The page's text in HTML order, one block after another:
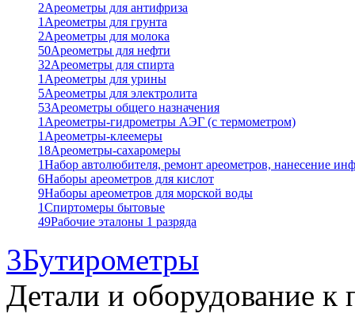
2Ареометры для антифриза
1 Ареометры для грунта
2Ареометры для молока
50Ареометры для нефти
32Ареометры для спирта
1 Ареометры для урины
5Ареометры для электролита
53Ареометры общего назначения
1 Ареометры-гидрометры АЭГ (с термометром)
1 Ареометры-клеемеры
18Ареометры-сахаромеры
1Набор автолюбителя, ремонт ареометров, нанесение
6Наборы ареометров для кислот
9Наборы ареометров для морской воды
1Спиртомеры бытовые
49Рабочие эталоны 1 разряда
3Бутирометры
Детали и оборудование к